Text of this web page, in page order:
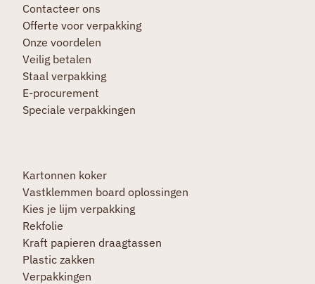
Contacteer ons
Offerte voor verpakking
Onze voordelen
Veilig betalen
Staal verpakking
E-procurement
Speciale verpakkingen
Kartonnen koker
Vastklemmen board oplossingen
Kies je lijm verpakking
Rekfolie
Kraft papieren draagtassen
Plastic zakken
Verpakkingen